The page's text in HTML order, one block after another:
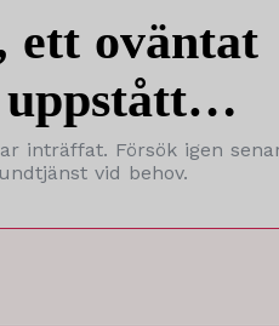
ett oväntat
inträffat. Försök igen
vid behov.